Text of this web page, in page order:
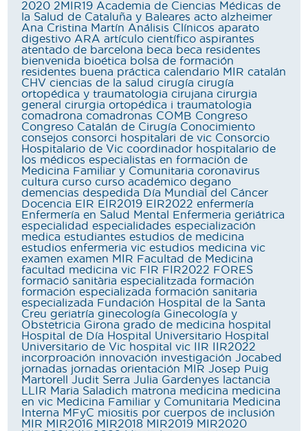
2020 2MIR19 Academia de Ciencias Médicas de
la Salud de Cataluña y Baleares acto alzheimer
Ana Cristina Martín Análisis Clínicos aparato
digestivo ARA artículo científico aspirantes
atentado de barcelona beca beca residentes
bienvenida bioética bolsa de formación
residentes buena práctica calendario MIR catalán
CHV ciencias de la salud cirugía cirugía
ortopédica y traumatologia cirujana cirurgia
general
cirurgia ortopédica i traumatologia
comadrona comadronas COMB Congreso
Congreso Catalán de Cirugía Conocimiento
consejos consorci hospitalari de vic Consorcio
Hospitalario de Vic coordinador hospitalario de
los médicos especialistas en formación de
Medicina Familiar y Comunitaria coronavirus
cultura curso curso académico degano
demencias despedida Día Mundial del Cáncer
Docencia EIR EIR2019 EIR2022 enfermería
Enfermería en Salud Mental
Enfermeria geriátrica
especialidad especialidades especialización
medica estudiantes estudios de medicina
estudios enfermeria vic estudios medicina vic
examen examen MIR Facultad de Medicina
facultad medicina vic FIR FIR2022 FORES
formació sanitària especialitzada formación
formación especializada formación sanitaria
especializada Fundación Hospital de la Santa
Creu geriatría ginecología Ginecología y
Obstetricia Girona grado de medicina hospital
Hospital de Día Hospital Universitario Hospital
Universitario de Vic hospital vic IIR
IIR2022
incorproación innovación investigación Jocabed
jornadas jornadas orientación MIR Josep Puig
Martorell
Judit Serra Julia Gardenyes
lactancia
LLIR Maria Saladich matrona medicina medicina
en vic Medicina Familiar y Comunitaria Medicina
Interna MFyC miositis por cuerpos de inclusión
MIR MIR2016 MIR2018 MIR2019 MIR2020